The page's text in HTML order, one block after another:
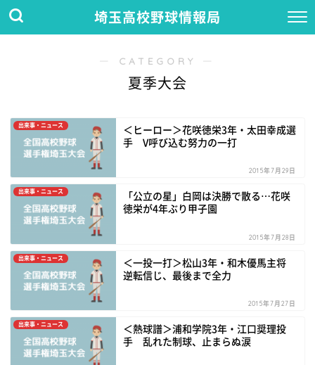
埼玉高校野球情報局
― CATEGORY ―
夏季大会
出来事・ニュース
＜ヒーロー＞花咲徳栄3年・太田幸成選
手 V呼び込む努力の一打
2015年7月29日
出来事・ニュース
「公立の星」白岡は決勝で散る…花咲
徳栄が4年ぶり甲子園
2015年7月28日
出来事・ニュース
＜一投一打＞松山3年・和木優馬主将
逆転信じ、最後まで全力
2015年7月27日
出来事・ニュース
＜熱球譜＞浦和学院3年・江口奨理投
手 乱れた制球、止まらぬ涙